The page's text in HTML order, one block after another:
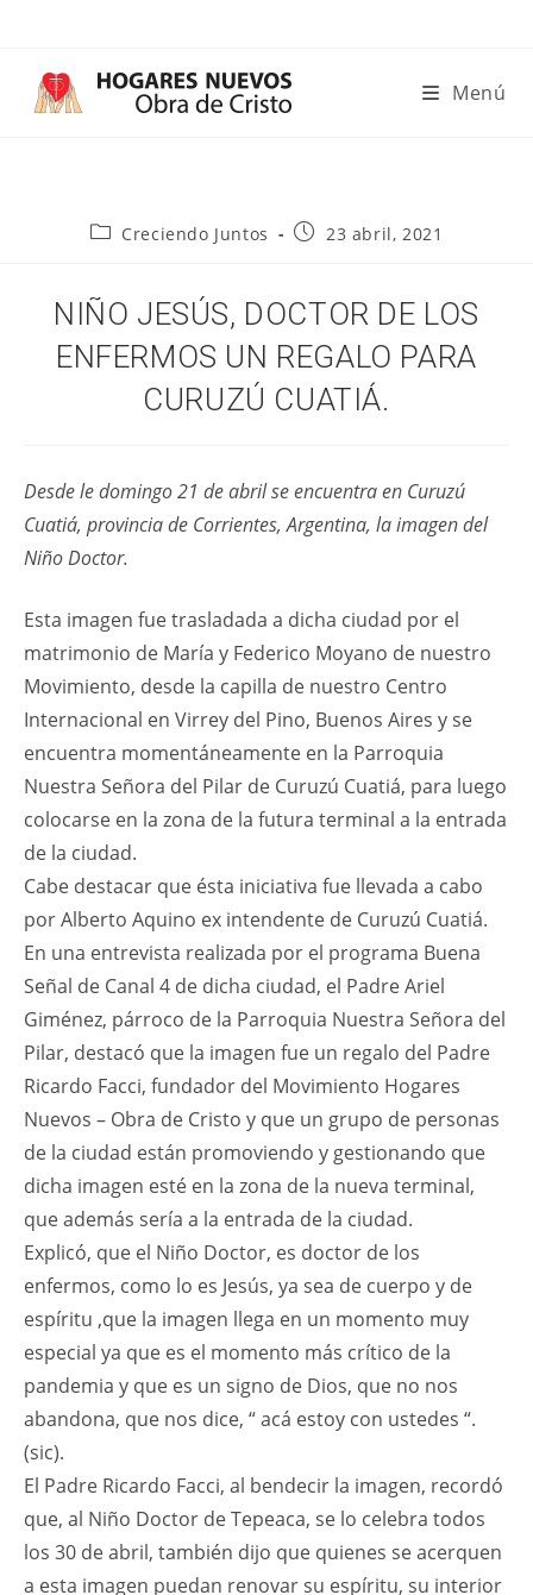
contenido
Menú
Categoría
entrada:
Creciendo Juntos
Publicación
entrada:
23 abril, 2021
NIÑO JESÚS, DOCTOR DE LOS
ENFERMOS UN REGALO PARA
CURUZÚ CUATIÁ.
Desde le domingo 21 de abril se encuentra en Curuzú
Cuatiá, provincia de Corrientes, Argentina, la imagen del
Niño Doctor.
Esta imagen fue trasladada a dicha ciudad por el
matrimonio de María y Federico Moyano de nuestro
Movimiento, desde la capilla de nuestro Centro
Internacional en Virrey del Pino, Buenos Aires y se
encuentra momentáneamente en la Parroquia
Nuestra Señora del Pilar de Curuzú Cuatiá, para luego
colocarse en la zona de la futura terminal a la entrada
de la ciudad.
Cabe destacar que ésta iniciativa fue llevada a cabo
por Alberto Aquino ex intendente de Curuzú Cuatiá.
En una entrevista realizada por el programa Buena
Señal de Canal 4 de dicha ciudad, el Padre Ariel
Giménez, párroco de la Parroquia Nuestra Señora del
Pilar, destacó que la imagen fue un regalo del Padre
Ricardo Facci, fundador del Movimiento Hogares
Nuevos – Obra de Cristo y que un grupo de personas
de la ciudad están promoviendo y gestionando que
dicha imagen esté en la zona de la nueva terminal,
que además sería a la entrada de la ciudad.
Explicó, que el Niño Doctor, es doctor de los
enfermos, como lo es Jesús, ya sea de cuerpo y de
espíritu ,que la imagen llega en un momento muy
especial ya que es el momento más crítico de la
pandemia y que es un signo de Dios, que no nos
abandona, que nos dice, “ acá estoy con ustedes “.
(sic).
El Padre Ricardo Facci, al bendecir la imagen, recordó
que, al Niño Doctor de Tepeaca, se lo celebra todos
los 30 de abril, también dijo que quienes se acerquen
a esta imagen puedan renovar su espíritu, su interior